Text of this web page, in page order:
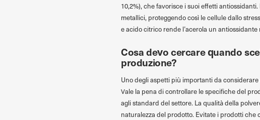
10,2%), che favorisce i suoi effetti
metallici, proteggendo così le cellule dallo
e acido citrico rende l’acerola un
Cosa devo cercare quando
produzione?
Uno degli aspetti più importanti da
Vale la pena di controllare le specifiche del
agli standard del settore. La qualità della
naturalezza del prodotto. Evitate i prodotti